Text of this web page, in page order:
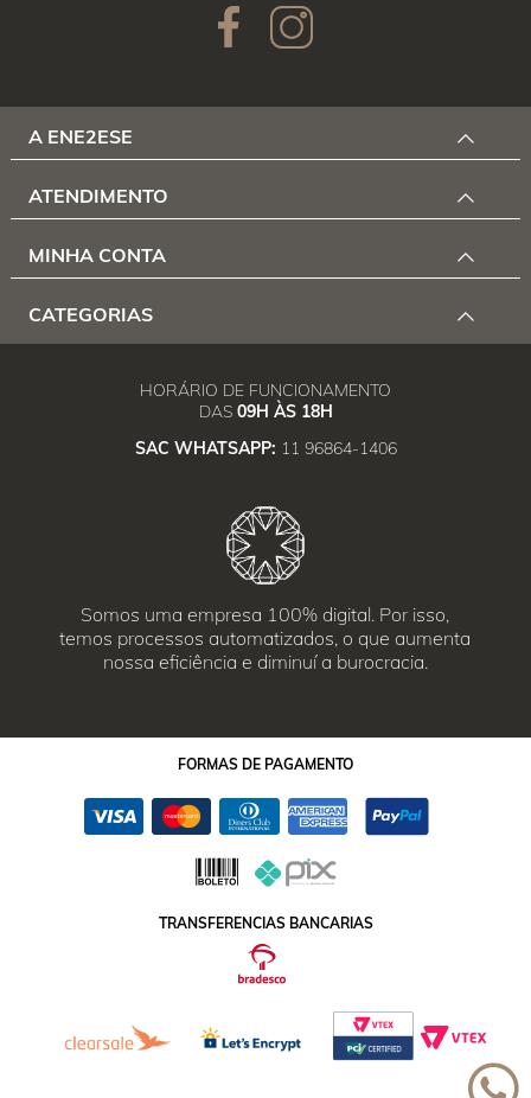
A ENE2ESE
ATENDIMENTO
MINHA CONTA
CATEGORIAS
HORÁRIO DE FUNCIONAMENTO
DAS 09H ÀS 18H
SAC WHATSAPP: 11 96864-1406
Somos uma empresa 100% digital. Por isso,
temos processos automatizados, o que aumenta
nossa eficiência e diminuí a burocracia.
FORMAS DE PAGAMENTO
TRANSFERENCIAS BANCARIAS